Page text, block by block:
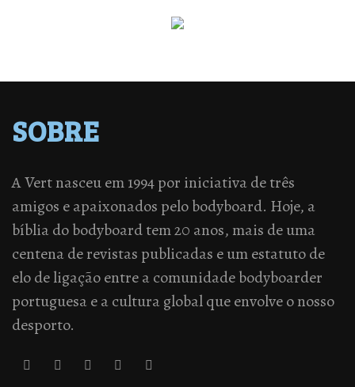
SOBRE
A Vert nasceu em 1994 por iniciativa de três
amigos e apaixonados pelo bodyboard. Hoje, a
bíblia do bodyboard tem 20 anos, mais de uma
centena de revistas publicadas e um estatuto de
elo de ligação entre a comunidade bodyboarder
portuguesa e a cultura global que envolve o nosso
desporto.